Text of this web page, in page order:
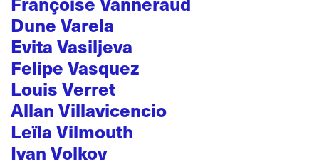
Dune Varela
Evita Vasiljeva
Felipe Vasquez
Louis Verret
Allan Villavicencio
Leïla Vilmouth
Ivan Volkov